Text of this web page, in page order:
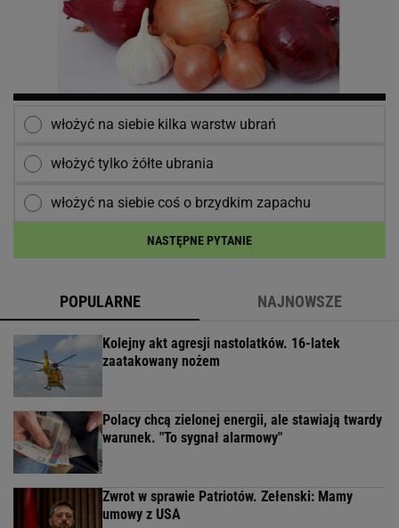
włożyć na siebie kilka warstw ubrań
włożyć tylko żółte ubrania
włożyć na siebie coś o brzydkim zapachu
NASTĘPNE PYTANIE
POPULARNE NAJNOWSZE
Kolejny akt agresji nastolatków. 16-latek
zaatakowany nożem
Polacy chcą zielonej energii, ale stawiają twardy
warunek. "To sygnał alarmowy"
Zwrot w sprawie Patriotów. Zełenski: Mamy
umowy z USA